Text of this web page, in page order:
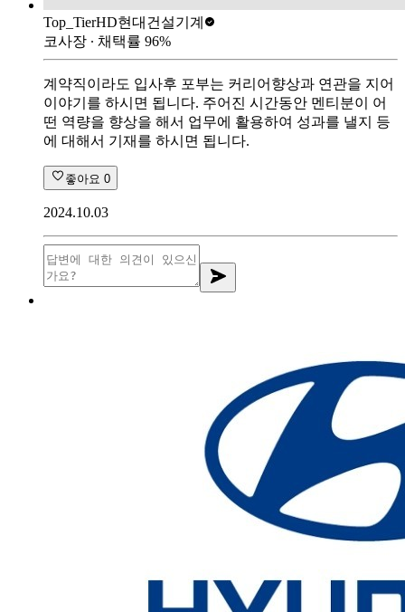
Top_TierHD현대건설기계
코사장 ∙ 채택률 96%
계약직이라도 입사후 포부는 커리어향상과 연관을 지어
이야기를 하시면 됩니다. 주어진 시간동안 멘티분이 어
떤 역량을 향상을 해서 업무에 활용하여 성과를 낼지 등
에 대해서 기재를 하시면 됩니다.
좋아요 0
2024.10.03